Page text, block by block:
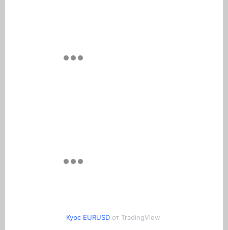
Курс EURUSD от TradingView